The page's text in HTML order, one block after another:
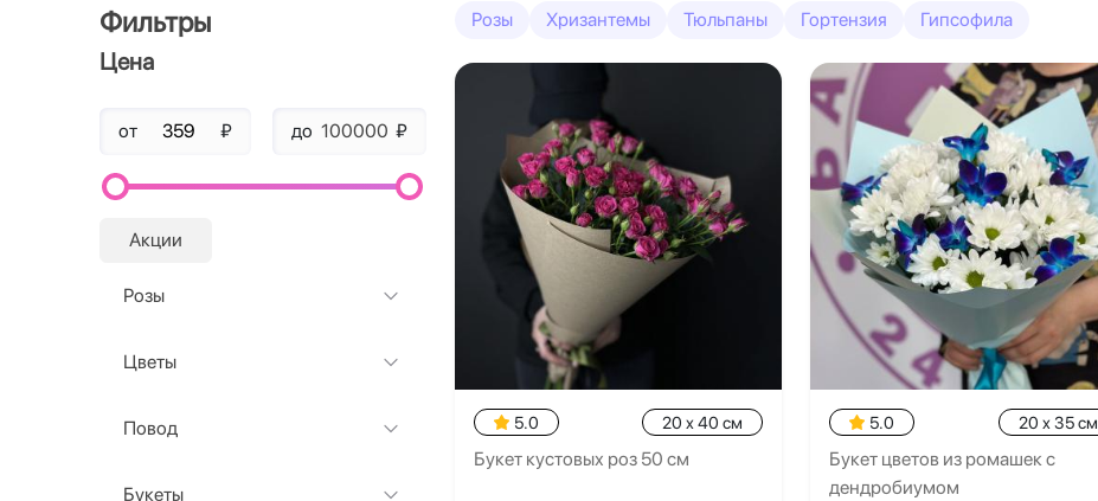
Фильтры
Цена
от ₽ до ₽
Акции
Розы
Цветы
Повод
Букеты
Розы Хризантемы Тюльпаны Гортензия Гипсофила
5.0 20 x 40 см
Букет кустовых роз 50 см
5.0 20 x 35 см
Букет цветов из ромашек с
дендробиумом